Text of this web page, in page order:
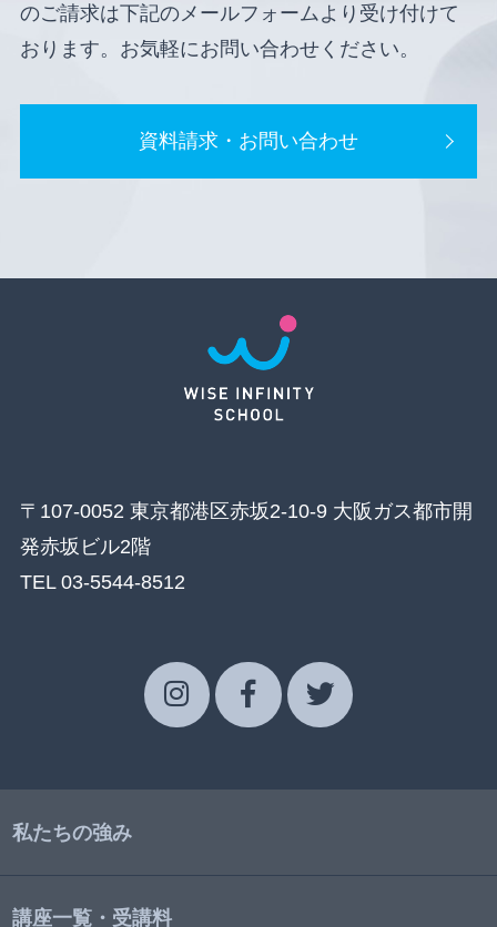
のご請求は下記のメールフォームより受け付けて
おります。お気軽にお問い合わせください。
資料請求・お問い合わせ
〒107-0052 東京都港区赤坂2-10-9 大阪ガス都市開
発赤坂ビル2階
TEL 03-5544-8512
私たちの強み
講座一覧・受講料